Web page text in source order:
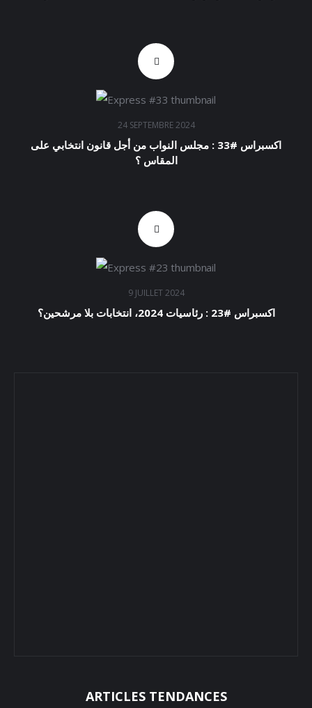
24 SEPTEMBRE 2024
اكسبراس #33 : مجلس النواب من أجل قانون انتخابي على
المقاس ؟
9 JUILLET 2024
اكسبراس #23 : رئاسيات 2024، انتخابات بلا مرشحين؟
ARTICLES TENDANCES